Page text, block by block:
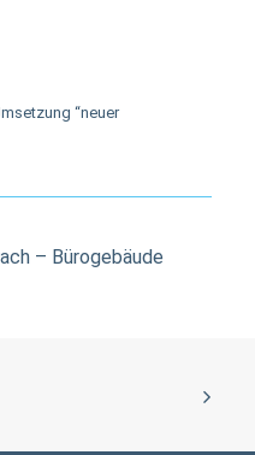
“neuer
– Bürogebäude